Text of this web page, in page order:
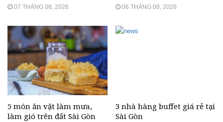
07 THÁNG 08, 2026 06 THÁNG 08, 2026
5 món ăn vặt làm mưa,
làm gió trên đất Sài Gòn
3 nhà hàng buffet giá rẻ tại
Sài Gòn